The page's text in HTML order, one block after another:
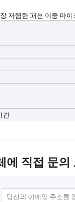
저렴한 패션 이중 마
간
에 직접 문의